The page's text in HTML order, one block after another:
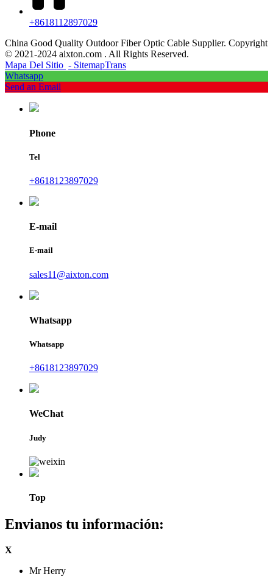
+8618112897029
China Good Quality Outdoor Fiber Optic Cable Supplier. Copyright
© 2021-2024 aixton.com . All Rights Reserved.
Mapa Del Sitio - SitemapTrans
Whatsapp
Send an Email
Phone
Tel
+8618123897029
E-mail
E-mail
sales11@aixton.com
Whatsapp
Whatsapp
+8618123897029
WeChat
Judy
Top
Envianos tu información:
X
Mr Herry